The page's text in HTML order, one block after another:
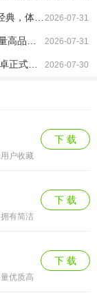
2026-07-31
2026-07-31
2026-07-30
户收藏
便用户
的追剧
下 载
有简洁
收藏了
免费开
下 载
优质高
下 载